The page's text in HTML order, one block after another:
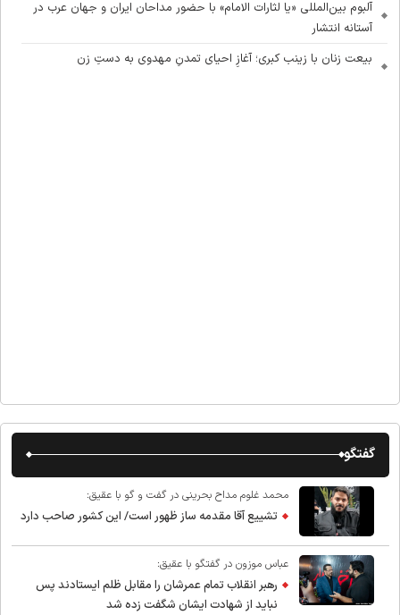
آلبوم بین‌المللی «یا لثارات الامام» با حضور مداحان ایران و جهان عرب در
آستانه انتشار
بیعت زنان با زینب کبری؛ آغازِ احیای تمدنِ مهدوی به دستِ زن
گفتگو
محمد غلوم مداح بحرینی در گفت و گو با عقیق:
تشییع آقا مقدمه ساز ظهور است/ این کشور صاحب دارد
عباس موزون در گفتگو با عقیق:
رهبر انقلاب تمام عمرشان را مقابل ظلم ایستادند پس
نباید از شهادت ایشان شگفت زده شد